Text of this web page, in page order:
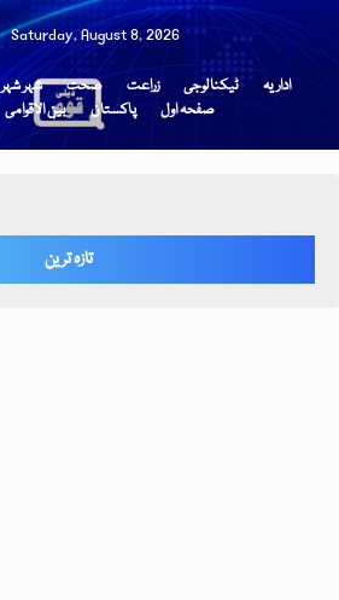
Saturday, August 8, 2026
شہر شہر صحت زراعت ٹیکنالوجی
اداریہ
بین الاقوامی پاکستان صفحہ اول
تازہ ترین